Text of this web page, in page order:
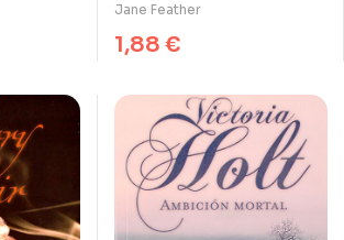
Jane Feather
1,88 €